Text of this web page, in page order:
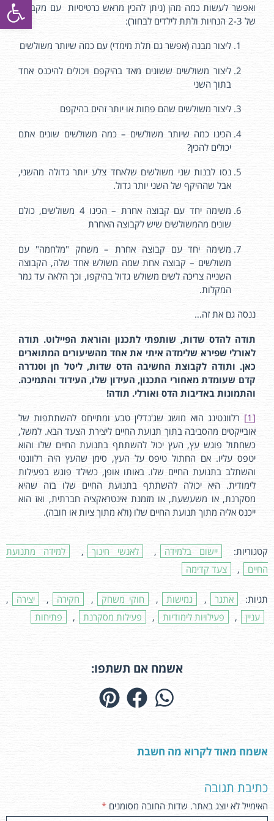
ואפשר לעשות כמה מהן (ניתן להכין מראש כרטיסיות עם מקבצים
של 2-3 הנחיות ולתת לילדים לבחור):
ליצור מבנה (אפשר גם תלת מימדי) עם כמה שיותר משולשים
ליצור משולשים ששונים מאד בהיקפם ויכולים להיכנס אחד
בתוך השני
ליצור משולשים שהם פחות או יותר זהים בהיקפם
הכינו כמה שיותר משולשים – כמה משולשים שונים אתם
יכולים להכין?
נסו לבנות שני משולשים שלאחד צלע יותר גדולה מהשני,
אבל שההיקף של השני יותר גדול.
משימה יחד עם קבוצה אחרת – הכינו 4 משולשים, כולם
שונים מהמשולשים שיש לקבוצה האחרת
משימה יחד עם קבוצה אחרת – משחק "מלחמה" עם
משולשים – קבוצה אחת שמה משולש אחד שלה, הקבוצה
השנייה צריכה לשים משולש גדול בהיקפו, וכך הלאה עד גמר
המקלות.
ננסה גם את זה…
תודה להדס שדות, שותפתי לתכנון והוראת הפיילוט. תודה
לאורלי שפירא שלימדה איתי את אחד מהשיעורים המתוארים
כאן. ותודה לקבוצת החשיבה הדס שדות, ליטל חן וסנדרה
קדם שעומדת מאחורי התכנון, העידון שלו, העידוד והתמיכה.
והתמונות באדיבות הדס ואורלי. תודה!
[1]
רלוונטינג הוא מושג שג'נדלין טבע ומתייחס להשתתפות של
אובייקטים מהסביבה בתוך תנועת החיים ליצירת הצעד הבא. למשל,
כשחתול פוגש עץ, העץ יכול להשתתף בתנועת החיים שלו והוא
יטפס עליו. אם החתול טיפס על העץ, סימן שהעץ היה רלוונטי
והשתלב בתנועת החיים שלו. באותו אופן, כשילד פוגש בפעילות
לימודית. היא יכולה להשתתף בתנועת החיים שלו בזה שהיא
מסקרנת, או משעשעת, או מזמנת אינטראקציה חברתית, ואז הוא
ייכנס אליה מתוך תנועת החיים שלו (ולא מתוך ציות או חובה).
קטגוריות: יישום בלמידה , לאנשי חינוך ,
למידה מתנועת
החיים
, צעד קדימה
תגיות: אתגר , גמישות , חוקי משחק , חקירה , יצירה
,
עניין
, פעילויות לימודיות , פעילות מסקרנת , פתיחות
אשמח אם תשתפו:
אשמח מאוד לקרוא מה חשבת
כתיבת תגובה
האימייל לא יוצג באתר. שדות החובה מסומנים *